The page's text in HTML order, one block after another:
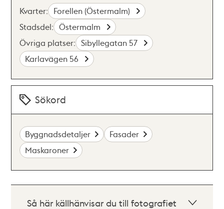
Kvarter: Forellen (Östermalm)
Stadsdel: Östermalm
Övriga platser: Sibyllegatan 57
Karlavägen 56
Sökord
Byggnadsdetaljer
Fasader
Maskaroner
Så här källhänvisar du till fotografiet